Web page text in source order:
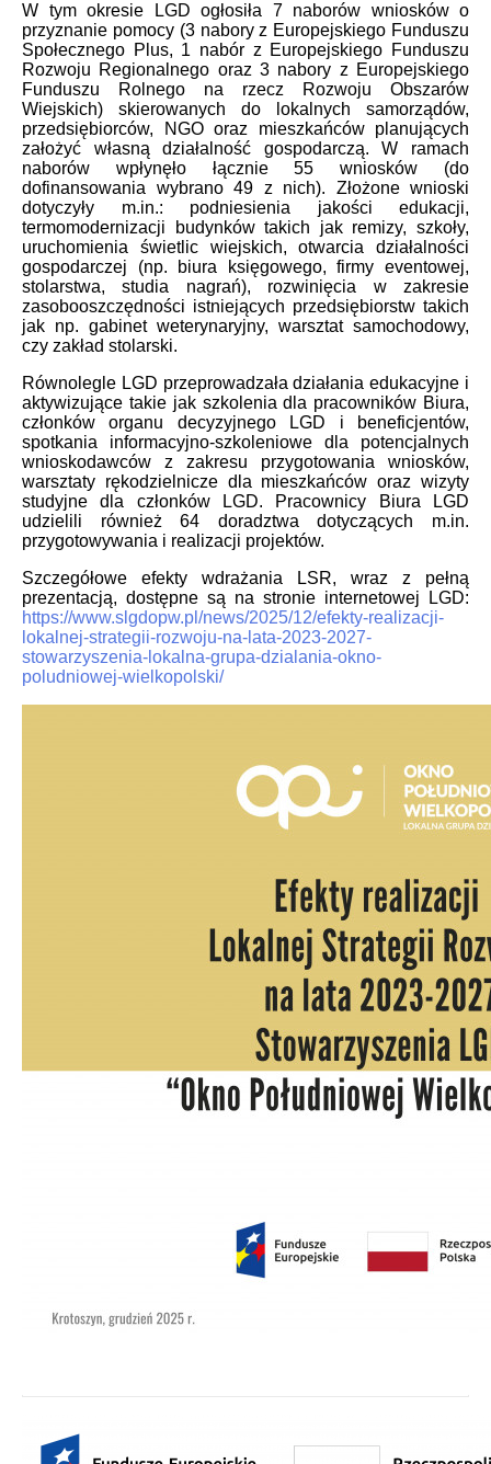
W tym okresie LGD ogłosiła 7 naborów wniosków o
przyznanie pomocy (3 nabory z Europejskiego Funduszu
Społecznego Plus, 1 nabór z Europejskiego Funduszu
Rozwoju Regionalnego oraz 3 nabory z Europejskiego
Funduszu Rolnego na rzecz Rozwoju Obszarów
Wiejskich) skierowanych do lokalnych samorządów,
przedsiębiorców, NGO oraz mieszkańców planujących
założyć własną działalność gospodarczą. W ramach
naborów wpłynęło łącznie 55 wniosków (do
dofinansowania wybrano 49 z nich). Złożone wnioski
dotyczyły m.in.: podniesienia jakości edukacji,
termomodernizacji budynków takich jak remizy, szkoły,
uruchomienia świetlic wiejskich, otwarcia działalności
gospodarczej (np. biura księgowego, firmy eventowej,
stolarstwa, studia nagrań), rozwinięcia w zakresie
zasobooszczędności istniejących przedsiębiorstw takich
jak np. gabinet weterynaryjny, warsztat samochodowy,
czy zakład stolarski.
Równolegle LGD przeprowadzała działania edukacyjne i
aktywizujące takie jak szkolenia dla pracowników Biura,
członków organu decyzyjnego LGD i beneficjentów,
spotkania informacyjno-szkoleniowe dla potencjalnych
wnioskodawców z zakresu przygotowania wniosków,
warsztaty rękodzielnicze dla mieszkańców oraz wizyty
studyjne dla członków LGD. Pracownicy Biura LGD
udzielili również 64 doradztwa dotyczących m.in.
przygotowywania i realizacji projektów.
Szczegółowe efekty wdrażania LSR, wraz z pełną
prezentacją, dostępne są na stronie internetowej LGD:
https://www.slgdopw.pl/news/2025/12/efekty-realizacji-
lokalnej-strategii-rozwoju-na-lata-2023-2027-
stowarzyszenia-lokalna-grupa-dzialania-okno-
poludniowej-wielkopolski/